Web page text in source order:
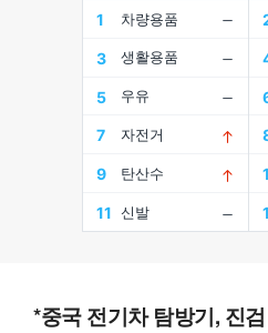
*중국 전기차 탐방기, 진